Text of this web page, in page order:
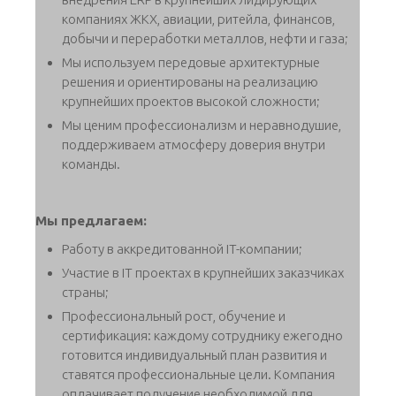
компаниях ЖКХ, авиации, ритейла, финансов,
добычи и переработки металлов, нефти и газа;
Мы используем передовые архитектурные
решения и ориентированы на реализацию
крупнейших проектов высокой сложности;
Мы ценим профессионализм и неравнодушие,
поддерживаем атмосферу доверия внутри
команды.
Мы предлагаем:
Работу в аккредитованной IT-компании;
Участие в IT проектах в крупнейших заказчиках
страны;
Профессиональный рост, обучение и
сертификация: каждому сотруднику ежегодно
готовится индивидуальный план развития и
ставятся профессиональные цели. Компания